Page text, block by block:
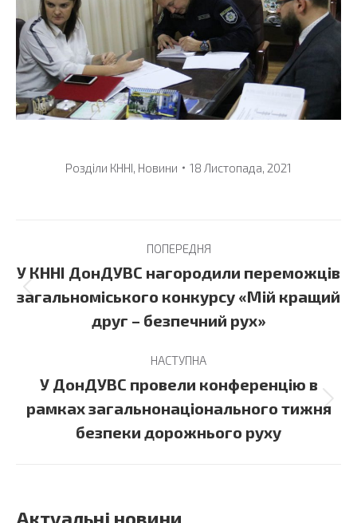
Розділи КННІ, Новини 18 Листопада, 2021
navigation
ПОПЕРЕДНЯ
Previous
post:
У КННІ ДонДУВС нагородили переможців
загальноміського конкурсу «Мій кращий
друг – безпечний рух»
НАСТУПНА
Next
У ДонДУВС провели конференцію в
рамках загальнонаціонального тижня
безпеки дорожнього руху
Актуальні новини